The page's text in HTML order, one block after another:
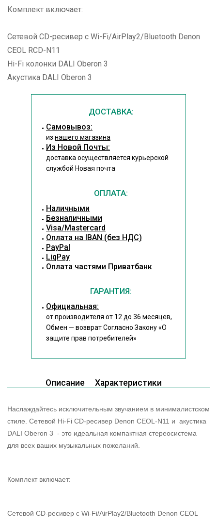
Комплект включает:
Сетевой CD-ресивер с Wi-Fi/AirPlay2/Bluetooth Denon
CEOL RCD-N11
Hi-Fi колонки DALI Oberon 3
Акустика DALI Oberon 3
ДОСТАВКА:
Cамовывоз:
из нашего магазина
Из Новой Почты:
доставка осуществляется курьерской
службой Новая почта
ОПЛАТА:
Наличными
Безналичными
Visa/Mastercard
Оплата на IBAN (без НДС)
PayPal
LiqPay
Оплата частями Приватбанк
ГАРАНТИЯ:
Официальная:
от производителя от 12 до 36 месяцев,
Обмен — возврат Согласно Закону«О
защите прав потребителей»
Описание Характеристики
Наслаждайтесь исключительным звучанием в минималистском
стиле. Сетевой Hi-Fi CD-ресивер Denon CEOL-N11 и акустика
DALI Oberon 3 - это идеальная компактная стереосистема
для всех ваших музыкальных пожеланий.
Комплект включает:
Сетевой CD-ресивер с Wi-Fi/AirPlay2/Bluetooth Denon CEOL